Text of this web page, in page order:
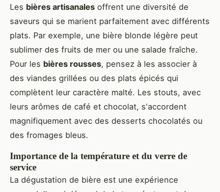
Les bières artisanales offrent une diversité de
saveurs qui se marient parfaitement avec différents
plats. Par exemple, une bière blonde légère peut
sublimer des fruits de mer ou une salade fraîche.
Pour les bières rousses, pensez à les associer à
des viandes grillées ou des plats épicés qui
complètent leur caractère malté. Les stouts, avec
leurs arômes de café et chocolat, s'accordent
magnifiquement avec des desserts chocolatés ou
des fromages bleus.
Importance de la température et du verre de
service
La dégustation de bière est une expérience